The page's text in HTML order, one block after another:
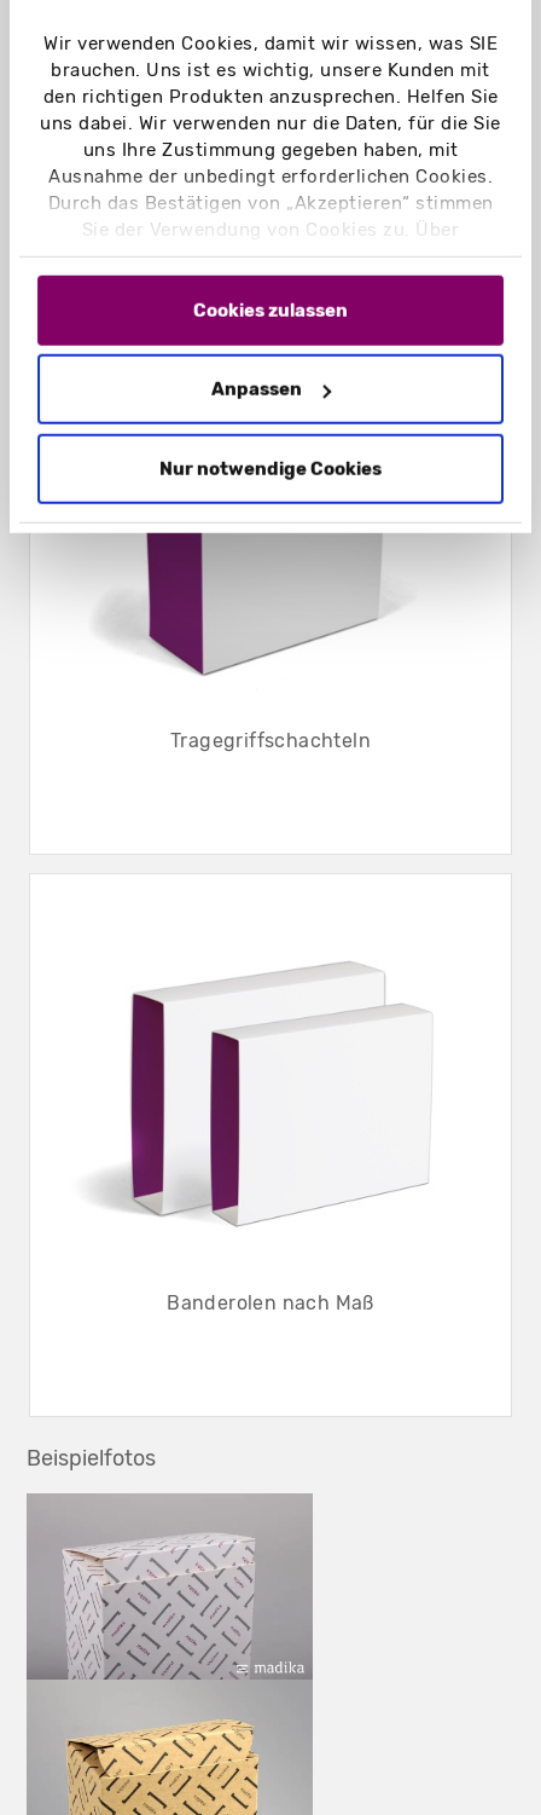
Wir verwenden Cookies, damit wir wissen, was SIE
brauchen. Uns ist es wichtig, unsere Kunden mit
den richtigen Produkten anzusprechen. Helfen Sie
uns dabei. Wir verwenden nur die Daten, für die Sie
uns Ihre Zustimmung gegeben haben, mit
Ausnahme der unbedingt erforderlichen Cookies.
Durch das Bestätigen von „Akzeptieren“ stimmen
Sie der Verwendung von Cookies zu. Über
„Einstellungen“ können Sie auswählen, welche
Cookies Sie zulassen. Hier finden Sie unser
und unsereDatenschutzerklärung
Cookies zulassen
Anpassen
Nur notwendige Cookies
Beutelschachteln
Tragegriffschachteln
Banderolen nach Maß
Beispielfotos